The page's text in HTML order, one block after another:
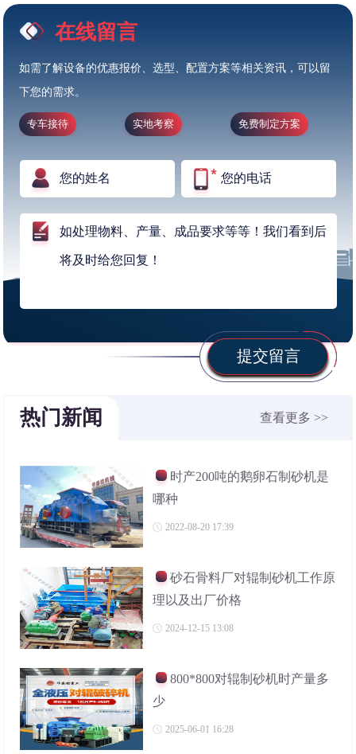
在线留言
如需了解设备的优惠报价、选型、配置方案等相关资讯，可以留
下您的需求。
专车接待 实地考察 免费制定方案
提交留言
热门新闻 查看更多 >>
时产200吨的鹅卵石制砂机是
哪种
2022-08-20 17:39
砂石骨料厂对辊制砂机工作原
理以及出厂价格
2024-12-15 13:08
800*800对辊制砂机时产量多
少
2025-06-01 16:28